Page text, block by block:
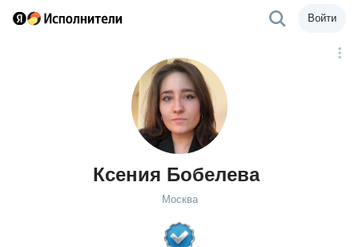
Войти
Ксения Бобелева
Москва